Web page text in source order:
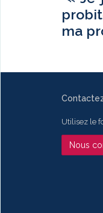
ma
Utilisez le
Nous